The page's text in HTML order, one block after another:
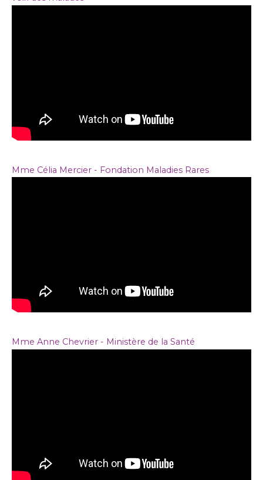
Mme Célia Mercier - Fondation Maladies Rares
Mme Anne Chevrier - Ministère de la Santé